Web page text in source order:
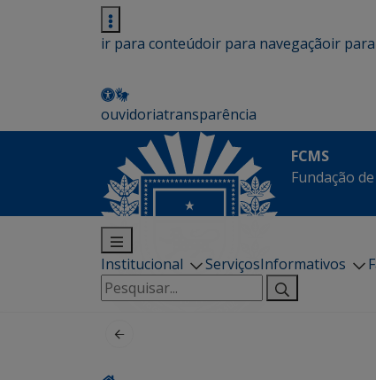
ir para conteúdoir para navegaçãoir
ouvidoriatransparência
FCMS
Fundação
Institucional ServiçosInformativos
Pesquisar
por: